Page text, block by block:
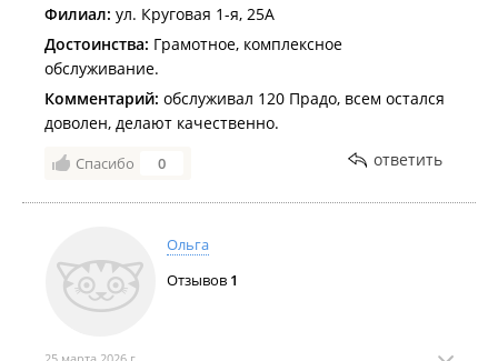
Филиал: ул. Круговая 1-я, 25А
Достоинства: Грамотное, комплексное
обслуживание.
Комментарий: обслуживал 120 Прадо, всем остался
доволен, делают качественно.
Спасибо 0 ответить
Ольга
Отзывов 1